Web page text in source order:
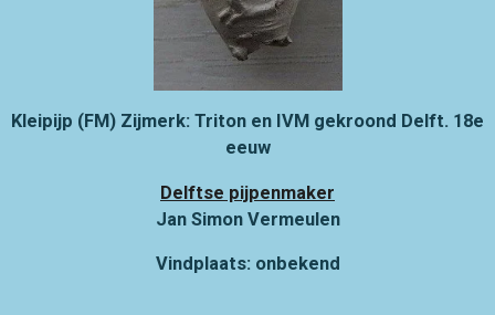
Kleipijp (FM) Zijmerk: Triton en IVM gekroond Delft. 18e
eeuw
Delftse pijpenmaker
Jan Simon Vermeulen
Vindplaats: onbekend